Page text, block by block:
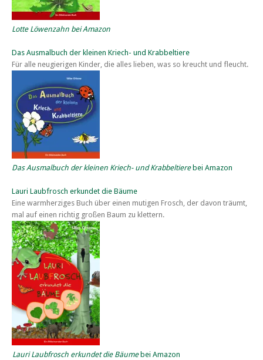
Lotte Löwenzahn bei Amazon
Das Ausmalbuch der kleinen Kriech- und Krabbeltiere
Für alle neugierigen Kinder, die alles lieben, was so kreucht und fleucht.
Das Ausmalbuch der kleinen Kriech- und Krabbeltierebei Amazon
Lauri Laubfrosch erkundet die Bäume
Eine warmherziges Buch über einen mutigen Frosch, der davon träumt,
mal auf einen richtig großen Baum zu klettern.
Lauri Laubfrosch erkundet die Bäumebei Amazon